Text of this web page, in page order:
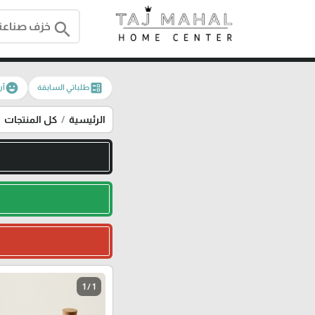
search
ballotطلباتي السابقة emoji_emotions
الرئيسية كل المنتجات
1 / 1